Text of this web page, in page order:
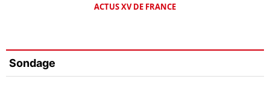
ACTUS XV DE FRANCE
Sondage